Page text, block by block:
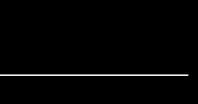
jumătate din aceștia